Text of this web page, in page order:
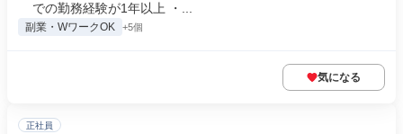
での勤務経験が1年以上 ・...
副業・WワークOK +5個
気になる
正社員